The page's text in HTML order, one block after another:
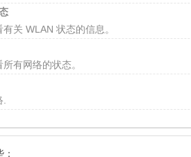
关 WLAN 状态的信息。
有网络的状态。